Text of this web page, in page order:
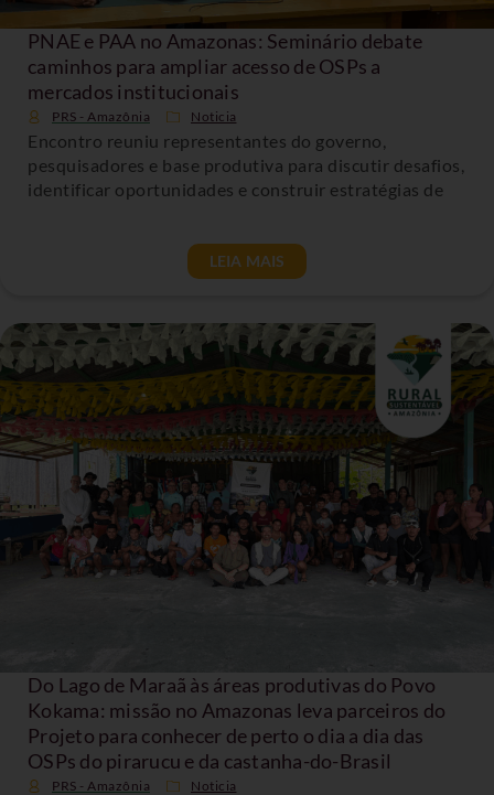
PNAE e PAA no Amazonas: Seminário debate
caminhos para ampliar acesso de OSPs a
mercados institucionais
PRS - Amazônia Noticia
Encontro reuniu representantes do governo,
pesquisadores e base produtiva para discutir desafios,
identificar oportunidades e construir estratégias de
LEIA MAIS
Do Lago de Maraã às áreas produtivas do Povo
Kokama: missão no Amazonas leva parceiros do
Projeto para conhecer de perto o dia a dia das
OSPs do pirarucu e da castanha-do-Brasil
PRS - Amazônia Noticia